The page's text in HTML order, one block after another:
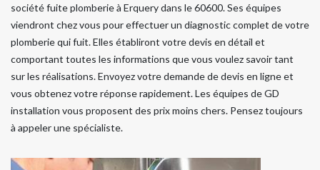
société fuite plomberie à Erquery dans le 60600. Ses équipes
viendront chez vous pour effectuer un diagnostic complet de votre
plomberie qui fuit. Elles établiront votre devis en détail et
comportant toutes les informations que vous voulez savoir tant
sur les réalisations. Envoyez votre demande de devis en ligne et
vous obtenez votre réponse rapidement. Les équipes de GD
installation vous proposent des prix moins chers. Pensez toujours
à appeler une spécialiste.